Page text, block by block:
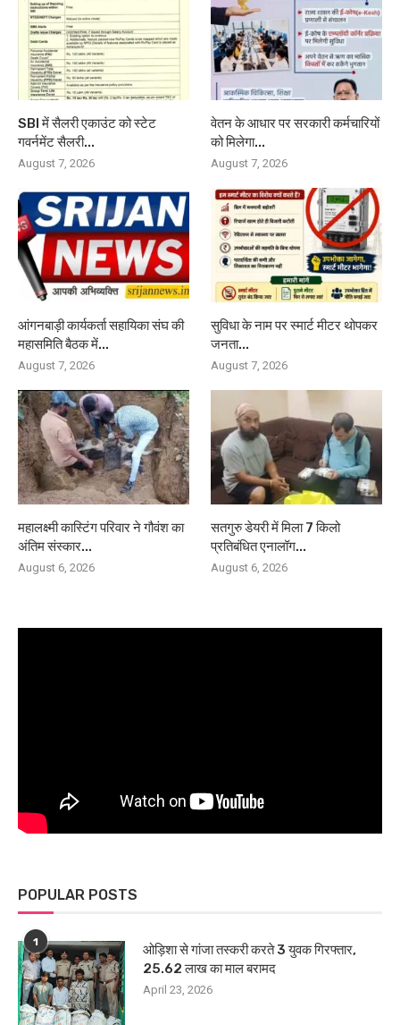
SBI में सैलरी एकाउंट को स्टेट
गवर्नमेंट सैलरी...
August 7, 2026
वेतन के आधार पर सरकारी कर्मचारियों
को मिलेगा...
August 7, 2026
आंगनबाड़ी कार्यकर्ता सहायिका संघ की
महासमिति बैठक में...
August 7, 2026
सुविधा के नाम पर स्मार्ट मीटर थोपकर
जनता...
August 7, 2026
महालक्ष्मी कास्टिंग परिवार ने गौवंश का
अंतिम संस्कार...
August 6, 2026
सतगुरु डेयरी में मिला 7 किलो
प्रतिबंधित एनालॉग...
August 6, 2026
POPULAR POSTS
1
ओड़िशा से गांजा तस्करी करते 3 युवक गिरफ्तार,
25.62 लाख का माल बरामद
April 23, 2026